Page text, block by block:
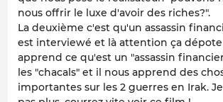
nous offrir le luxe d'avoir des riches?".
La deuxième c'est qu'un assassin
est interviewé et là attention ça dépote
apprend ce qu'est un "assassin
les "chacals" et il nous apprend des
importantes sur les 2 guerres en Irak.